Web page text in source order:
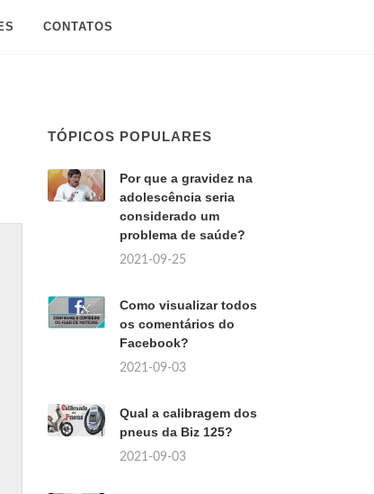
CONTATOS
TÓPICOS POPULARES
Por que a gravidez na
adolescência seria
considerado um
problema de saúde?
2021-09-25
Como visualizar todos
os comentários do
Facebook?
2021-09-03
Qual a calibragem dos
pneus da Biz 125?
2021-09-03